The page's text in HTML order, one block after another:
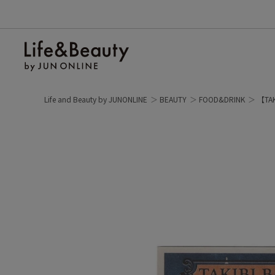
Life and Beauty by JUNONLINE BEAUTY FOOD&DRINK 【